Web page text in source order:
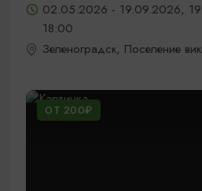
02.05.2026 - 19.09.2026,
18:00
Зеленоградск, Поселение
ОТ 200₽